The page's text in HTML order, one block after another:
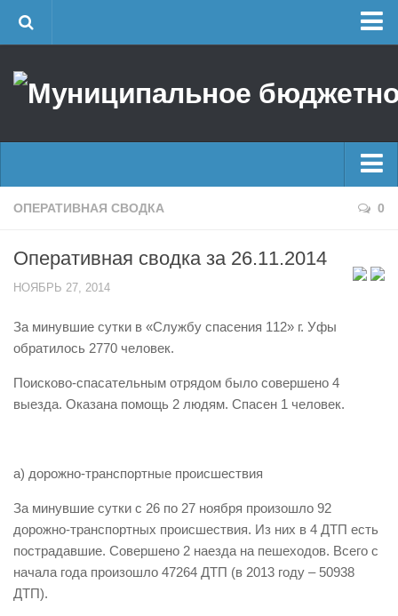
Об учреждении
Районные УГЗ
Поисково-спасательный отряд г. Уфы
Центр размещения пострадавших
Отчеты о реализации муниципальных программ
История
Оказание платных образовательных услуг
УГЗ рекомендует
Памятки населению
Как стать спасателем
Главные новости
Оперативная сводка
Половодье
ОПЕРАТИВНАЯ СВОДКА 0
Оперативная сводка за 26.11.2014
НОЯБРЬ 27, 2014
За минувшие сутки в «Службу спасения 112» г. Уфы
обратилось 2770 человек.
Поисково-спасательным отрядом было совершено 4
выезда. Оказана помощь 2 людям. Спасен 1 человек.
а) дорожно-транспортные происшествия
За минувшие сутки с 26 по 27 ноября произошло 92
дорожно-транспортных происшествия. Из них в 4 ДТП есть
пострадавшие. Совершено 2 наезда на пешеходов. Всего с
начала года произошло 47264 ДТП (в 2013 году – 50938
ДТП).